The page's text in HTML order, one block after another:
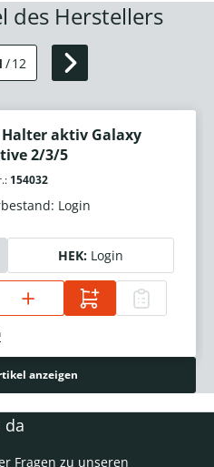
des Herstellers
/12
aktiv Galaxy
2/3/5
154032
Login
HEK: Login
anzeigen
da
Fragen zu unseren